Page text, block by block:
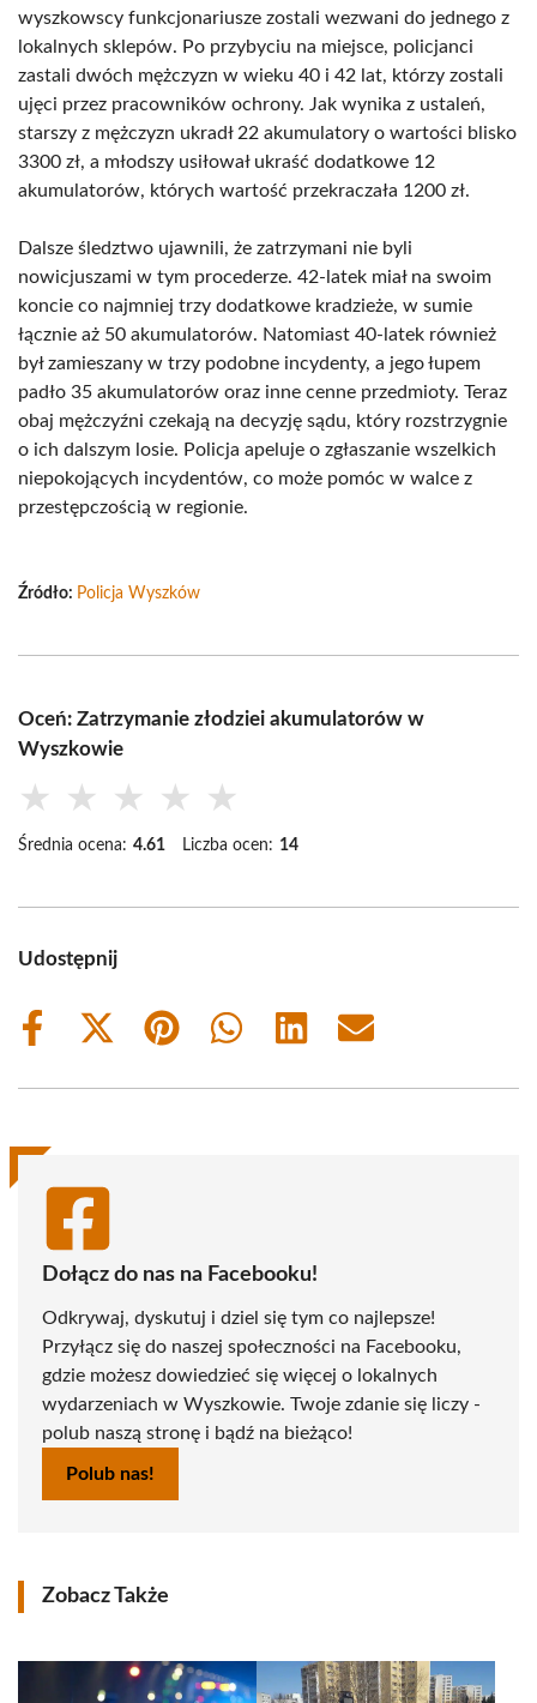
wyszkowscy funkcjonariusze zostali wezwani do jednego z
lokalnych sklepów. Po przybyciu na miejsce, policjanci
zastali dwóch mężczyzn w wieku 40 i 42 lat, którzy zostali
ujęci przez pracowników ochrony. Jak wynika z ustaleń,
starszy z mężczyzn ukradł 22 akumulatory o wartości blisko
3300 zł, a młodszy usiłował ukraść dodatkowe 12
akumulatorów, których wartość przekraczała 1200 zł.
Dalsze śledztwo ujawnili, że zatrzymani nie byli
nowicjuszami w tym procederze. 42-latek miał na swoim
koncie co najmniej trzy dodatkowe kradzieże, w sumie
łącznie aż 50 akumulatorów. Natomiast 40-latek również
był zamieszany w trzy podobne incydenty, a jego łupem
padło 35 akumulatorów oraz inne cenne przedmioty. Teraz
obaj mężczyźni czekają na decyzję sądu, który rozstrzygnie
o ich dalszym losie. Policja apeluje o zgłaszanie wszelkich
niepokojących incydentów, co może pomóc w walce z
przestępczością w regionie.
Źródło: Policja Wyszków
Oceń: Zatrzymanie złodziei akumulatorów w
Wyszkowie
★ ★ ★ ★ ★
Średnia ocena: 4.61 Liczba ocen: 14
Udostępnij
Share
Share
(Twitter)
Share
Share
Share
Share
Dołącz do nas na Facebooku!
Odkrywaj, dyskutuj i dziel się tym co najlepsze!
Przyłącz się do naszej społeczności na Facebooku,
gdzie możesz dowiedzieć się więcej o lokalnych
wydarzeniach w Wyszkowie. Twoje zdanie się liczy -
polub naszą stronę i bądź na bieżąco!
Polub nas!
Zobacz Także